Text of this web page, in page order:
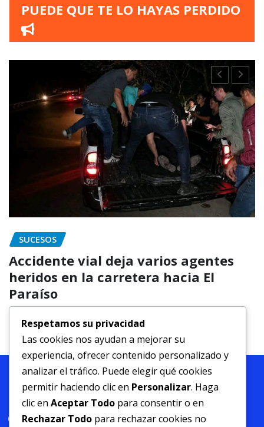
PUEDE QUE TE LO HAYAS PERDIDO
DEPARTAMENTALES
Municipalidad de Gracias inicia
rehabilitación vial en la ruta Tierra
Blanca – Quelacasque
Donaldo Abr 20, 2026
Respetamos su privacidad
Las cookies nos ayudan a mejorar su
experiencia, ofrecer contenido personalizado y
analizar el tráfico. Puede elegir qué cookies
permitir haciendo clic en Personalizar. Haga
clic en Aceptar Todo para consentir o en
Rechazar Todo para rechazar cookies no